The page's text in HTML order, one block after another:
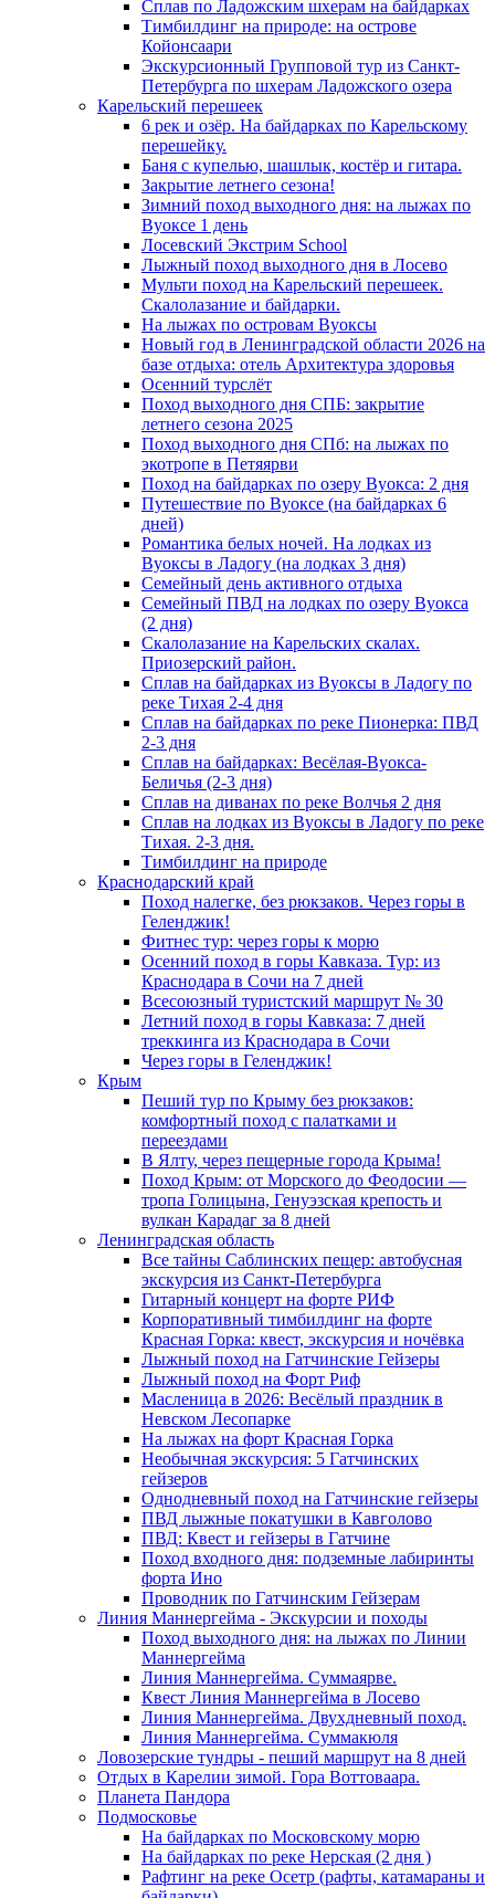
Сплав по Ладожским шхерам на байдарках
Тимбилдинг на природе: на острове
Койонсаари
Экскурсионный Групповой тур из Санкт-
Петербурга по шхерам Ладожского озера
Карельский перешеек
6 рек и озёр. На байдарках по Карельскому
перешейку.
Баня с купелью, шашлык, костёр и гитара.
Закрытие летнего сезона!
Зимний поход выходного дня: на лыжах по
Вуоксе 1 день
Лосевский Экстрим School
Лыжный поход выходного дня в Лосево
Мульти поход на Карельский перешеек.
Скалолазание и байдарки.
На лыжах по островам Вуоксы
Новый год в Ленинградской области 2026 на
базе отдыха: отель Архитектура здоровья
Осенний турслёт
Поход выходного дня СПБ: закрытие
летнего сезона 2025
Поход выходного дня СПб: на лыжах по
экотропе в Петяярви
Поход на байдарках по озеру Вуокса: 2 дня
Путешествие по Вуоксе (на байдарках 6
дней)
Романтика белых ночей. На лодках из
Вуоксы в Ладогу (на лодках 3 дня)
Семейный день активного отдыха
Семейный ПВД на лодках по озеру Вуокса
(2 дня)
Скалолазание на Карельских скалах.
Приозерский район.
Сплав на байдарках из Вуоксы в Ладогу по
реке Тихая 2-4 дня
Сплав на байдарках по реке Пионерка: ПВД
2-3 дня
Сплав на байдарках: Весёлая-Вуокса-
Беличья (2-3 дня)
Сплав на диванах по реке Волчья 2 дня
Сплав на лодках из Вуоксы в Ладогу по реке
Тихая. 2-3 дня.
Тимбилдинг на природе
Краснодарский край
Поход налегке, без рюкзаков. Через горы в
Геленджик!
Фитнес тур: через горы к морю
Осенний поход в горы Кавказа. Тур: из
Краснодара в Сочи на 7 дней
Всесоюзный туристский маршрут № 30
Летний поход в горы Кавказа: 7 дней
треккинга из Краснодара в Сочи
Через горы в Геленджик!
Крым
Пеший тур по Крыму без рюкзаков:
комфортный поход с палатками и
переездами
В Ялту, через пещерные города Крыма!
Поход Крым: от Морского до Феодосии —
тропа Голицына, Генуэзская крепость и
вулкан Карадаг за 8 дней
Ленинградская область
Все тайны Саблинских пещер: автобусная
экскурсия из Санкт-Петербурга
Гитарный концерт на форте РИФ
Корпоративный тимбилдинг на форте
Красная Горка: квест, экскурсия и ночёвка
Лыжный поход на Гатчинские Гейзеры
Лыжный поход на Форт Риф
Масленица в 2026: Весёлый праздник в
Невском Лесопарке
На лыжах на форт Красная Горка
Необычная экскурсия: 5 Гатчинских
гейзеров
Однодневный поход на Гатчинские гейзеры
ПВД лыжные покатушки в Кавголово
ПВД: Квест и гейзеры в Гатчине
Поход входного дня: подземные лабиринты
форта Ино
Проводник по Гатчинским Гейзерам
Линия Маннергейма - Экскурсии и походы
Поход выходного дня: на лыжах по Линии
Маннергейма
Линия Маннергейма. Суммаярве.
Квест Линия Маннергейма в Лосево
Линия Маннергейма. Двухдневный поход.
Линия Маннергейма. Суммакюля
Ловозерские тундры - пеший маршрут на 8 дней
Отдых в Карелии зимой. Гора Воттоваара.
Планета Пандора
Подмосковье
На байдарках по Московскому морю
На байдарках по реке Нерская (2 дня )
Рафтинг на реке Осетр (рафты, катамараны и